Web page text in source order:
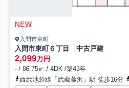
NEW
入間市東町
入間市東町６丁目 中古戸建
2,099万円
- / 86.75㎡ / 4DK /築43年
西武池袋線「武蔵藤沢」駅 徒歩16分